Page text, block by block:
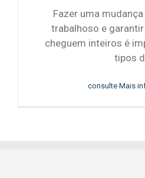
Fazer uma
trabalhoso e
cheguem inteiros é
tipos
consulte Mais